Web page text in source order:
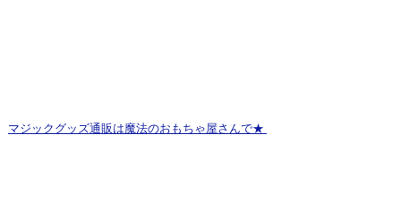
マジックグッズ通販は魔法のおもちゃ屋さんで★